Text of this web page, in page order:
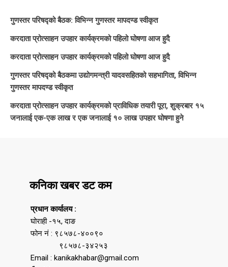
गुणस्तर परिषद्को बैठक: विभिन्न गुणस्तर मापदण्ड स्वीकृत
करदाता प्रोत्साहन उपहार कार्यक्रमको पहिलो घोषणा आज हुदै
करदाता प्रोत्साहन उपहार कार्यक्रमको पहिलो घोषणा आज हुदै
गुणस्तर परिषद्को बैठकमा उद्योगमन्त्री यादवसहितको सहभागिता, विभिन्न
गुणस्तर मापदण्ड स्वीकृत
करदाता प्रोत्साहन उपहार कार्यक्रमको प्राविधिक तयारी पूरा, शुक्रबार १५
जनालाई एक-एक लाख र एक जनालाई १० लाख उपहार घोषणा हुने
कनिका खबर डट कम
प्रधान कार्यालय :
घोराही -१५, दाङ
फोन नं : ९८५७८-४००९०
९८५७८-३४२५३
Email : kanikakhabar@gmail.com